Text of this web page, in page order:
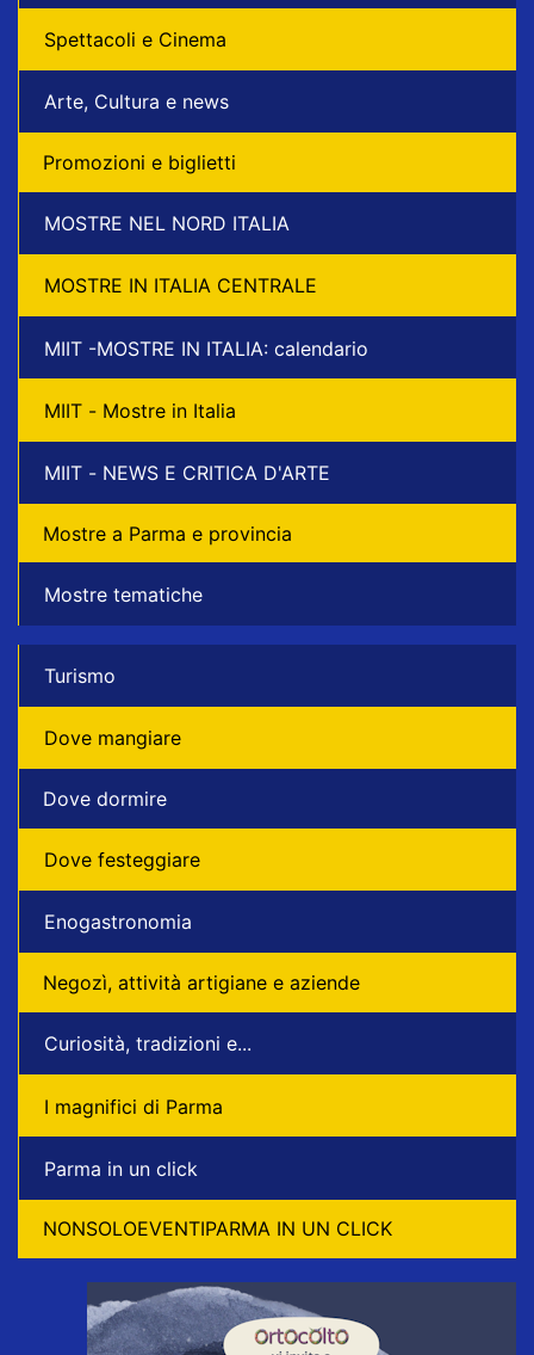
Spettacoli e Cinema
Arte, Cultura e news
Promozioni e biglietti
MOSTRE NEL NORD ITALIA
MOSTRE IN ITALIA CENTRALE
MIIT -MOSTRE IN ITALIA: calendario
MIIT - Mostre in Italia
MIIT - NEWS E CRITICA D'ARTE
Mostre a Parma e provincia
Mostre tematiche
Turismo
Dove mangiare
Dove dormire
Dove festeggiare
Enogastronomia
Negozì, attività artigiane e aziende
Curiosità, tradizioni e...
I magnifici di Parma
Parma in un click
NONSOLOEVENTIPARMA IN UN CLICK